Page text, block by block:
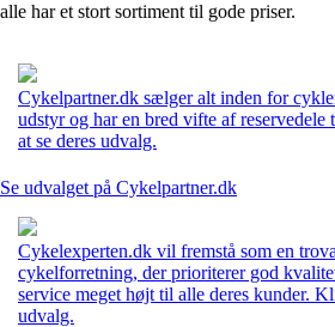
alle har et stort sortiment til gode priser.
Cykelpartner.dk sælger alt inden for
udstyr og har en bred vifte af
at se deres udvalg.
Se udvalget på Cykelpartner.dk
Cykelexperten.dk vil fremstå som en
cykelforretning, der prioriterer god
service meget højt til alle deres kunder.
udvalg.